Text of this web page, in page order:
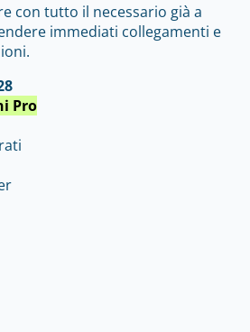
con tutto il necessario già a
immediati collegamenti e
Pro